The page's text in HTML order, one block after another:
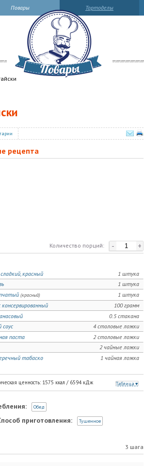
Тортоделы
Повары
рецепта
- +
Количество порций:
1 штука
красный
1 штука
1 штука
(красный)
100 грамм
консервированный
0.5 стакана
4 столовые ложки
соус
2 столовые ложки
паста
2 чайные ложки
1 чайная ложка
табаско
Таблица
ценность: 1575 ккал / 6594кДж
Обед
приготовления: Тушенное
3 шага